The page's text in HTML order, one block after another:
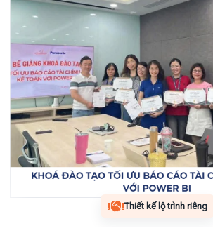
Thiết kế lộ trình riêng